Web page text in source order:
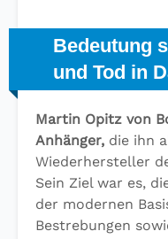
Bedeutung
und Tod in
Martin Opitz von
Anhänger, die ihn
Wiederhersteller
Sein Ziel war es,
der modernen
Bestrebungen